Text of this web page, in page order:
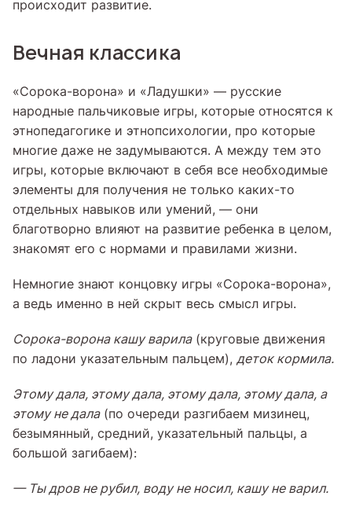
происходит развитие.
Вечная классика
«Сорока-ворона» и «Ладушки» — русские
народные пальчиковые игры, которые относятся к
этнопедагогике и этнопсихологии, про которые
многие даже не задумываются. А между тем это
игры, которые включают в себя все необходимые
элементы для получения не только каких-то
отдельных навыков или умений, — они
благотворно влияют на развитие ребенка в целом,
знакомят его с нормами и правилами жизни.
Немногие знают концовку игры «Сорока-ворона»,
а ведь именно в ней скрыт весь смысл игры.
Сорока-ворона кашу варила(круговые движения
по ладони указательным пальцем), деток кормила.
Этому дала, этому дала, этому дала, этому дала, а
этому не дала(по очереди разгибаем мизинец,
безымянный, средний, указательный пальцы, а
большой загибаем):
— Ты дров не рубил, воду не носил, кашу не варил.